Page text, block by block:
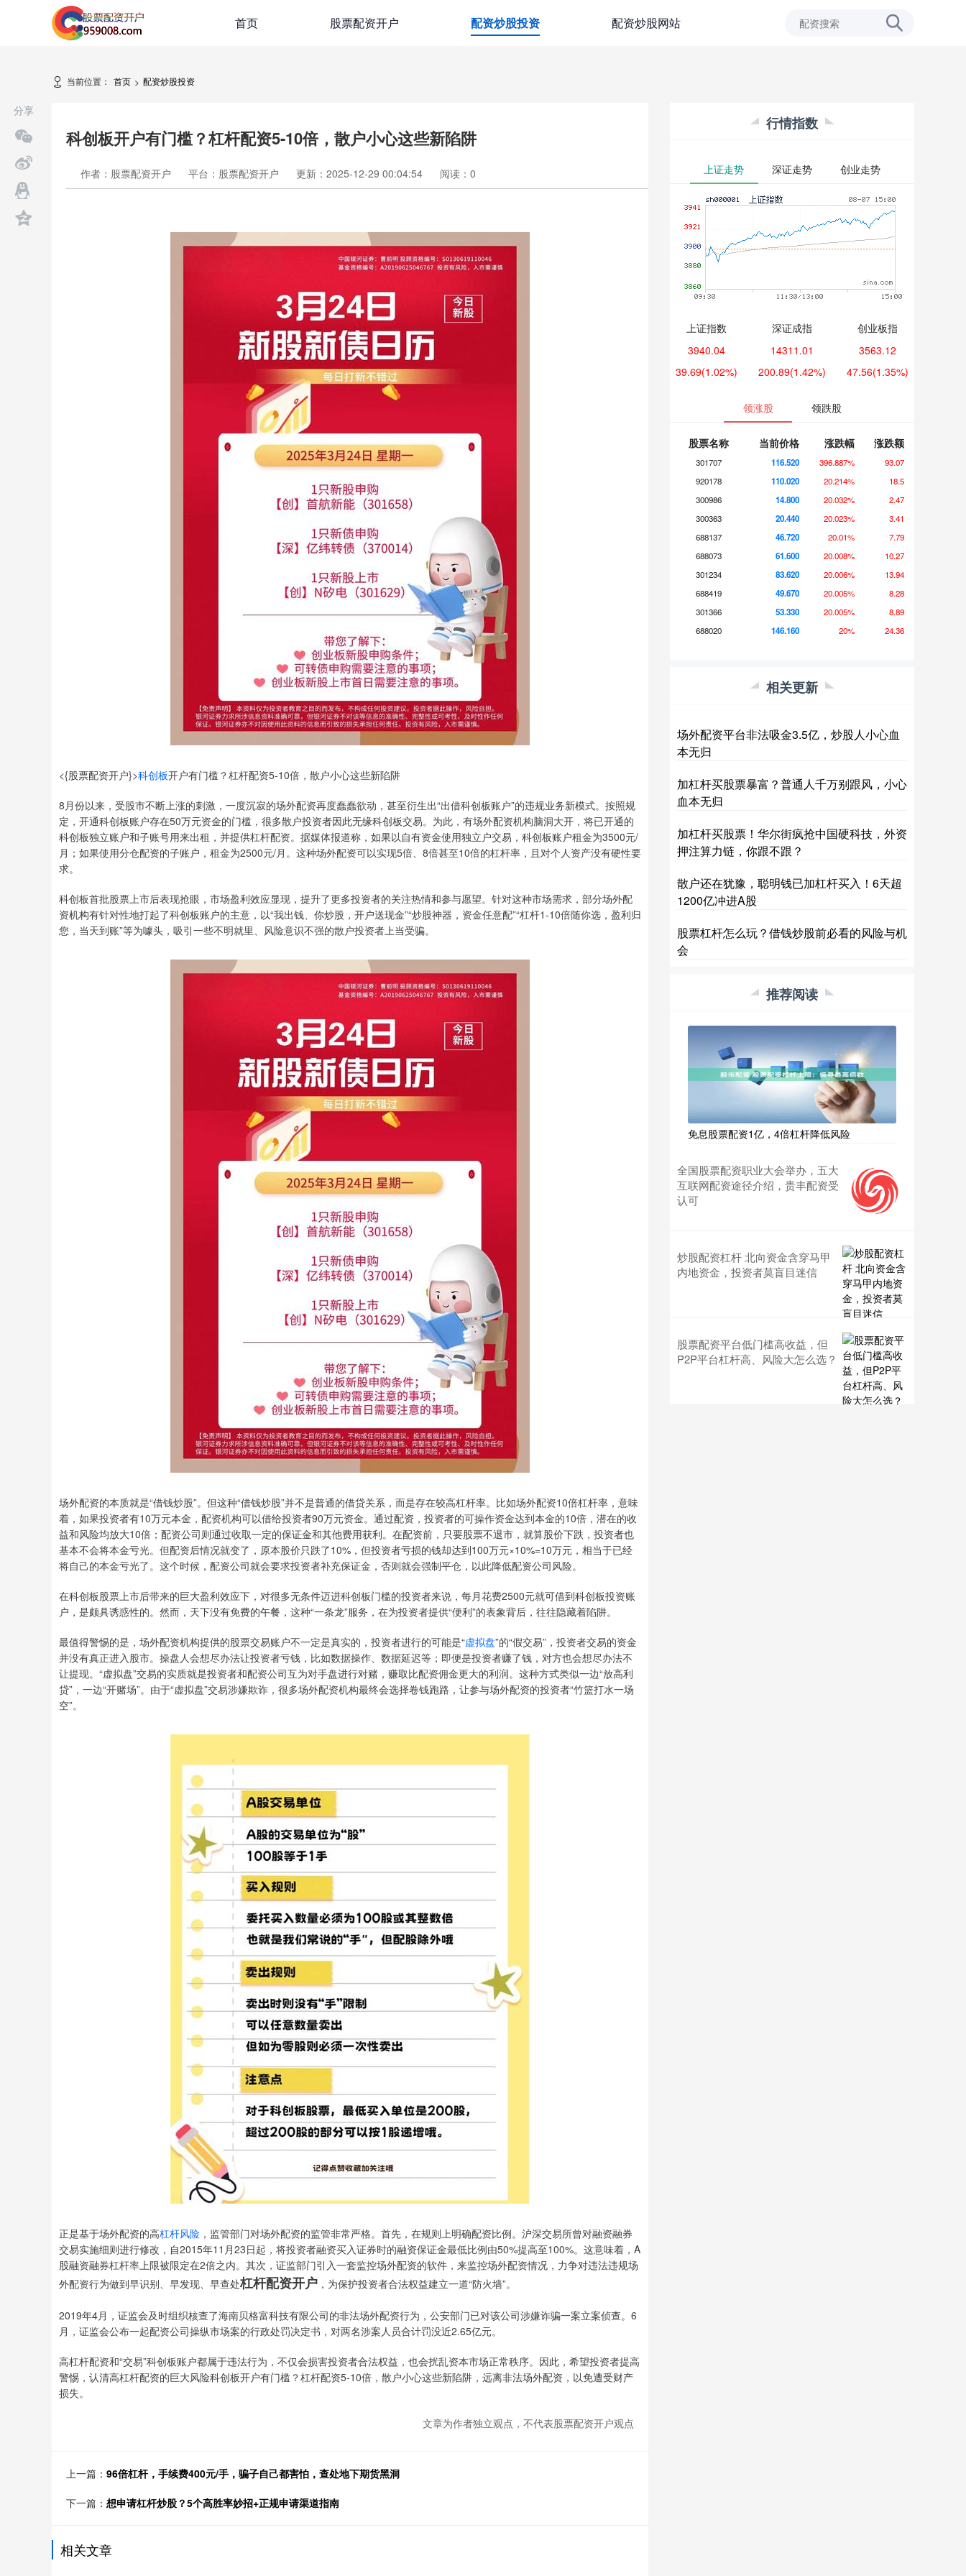
首页 股票配资开户 配资炒股投资 配资炒股网站
当前位置： 首页 > 配资炒股投资
科创板开户有门槛？杠杆配资5-10倍，散户小心这些新陷阱
作者：股票配资开户 平台：股票配资开户 更新：2025-12-29 00:04:54 阅读： 0
<{股票配资开户}>科创板开户有门槛？杠杆配资5-10倍，散户小心这些新陷阱
8月份以来，受股市不断上涨的刺激，一度沉寂的场外配资再度蠢蠢欲动，甚至衍生出“出借科创板账户”的违规业务新模式。按照规
定，开通科创板账户存在50万元资金的门槛，很多散户投资者因此无缘科创板交易。为此，有场外配资机构脑洞大开，将已开通的
科创板独立账户和子账号用来出租，并提供杠杆配资。据媒体报道称，如果以自有资金使用独立户交易，科创板账户租金为3500元/
月；如果使用分仓配资的子账户，租金为2500元/月。这种场外配资可以实现5倍、8倍甚至10倍的杠杆率，且对个人资产没有硬性要
求。
科创板首批股票上市后表现抢眼，市场盈利效应显现，提升了更多投资者的关注热情和参与愿望。针对这种市场需求，部分场外配
资机构有针对性地打起了科创板账户的主意，以“我出钱、你炒股，开户送现金”“炒股神器，资金任意配”“杠杆1-10倍随你选，盈利归
您，当天到账”等为噱头，吸引一些不明就里、风险意识不强的散户投资者上当受骗。
场外配资的本质就是“借钱炒股”。但这种“借钱炒股”并不是普通的借贷关系，而是存在较高杠杆率。比如场外配资10倍杠杆率，意味
着，如果投资者有10万元本金，配资机构可以借给投资者90万元资金。通过配资，投资者的可操作资金达到本金的10倍，潜在的收
益和风险均放大10倍；配资公司则通过收取一定的保证金和其他费用获利。在配资前，只要股票不退市，就算股价下跌，投资者也
基本不会将本金亏光。但配资后情况就变了，原本股价只跌了10%，但投资者亏损的钱却达到100万元×10%=10万元，相当于已经
将自己的本金亏光了。这个时候，配资公司就会要求投资者补充保证金，否则就会强制平仓，以此降低配资公司风险。
在科创板股票上市后带来的巨大盈利效应下，对很多无条件迈进科创板门槛的投资者来说，每月花费2500元就可借到科创板投资账
户，是颇具诱惑性的。然而，天下没有免费的午餐，这种“一条龙”服务，在为投资者提供“便利”的表象背后，往往隐藏着陷阱。
最值得警惕的是，场外配资机构提供的股票交易账户不一定是真实的，投资者进行的可能是“虚拟盘”的“假交易”，投资者交易的资金
并没有真正进入股市。操盘人会想尽办法让投资者亏钱，比如数据操作、数据延迟等；即便是投资者赚了钱，对方也会想尽办法不
让提现。“虚拟盘”交易的实质就是投资者和配资公司互为对手盘进行对赌，赚取比配资佣金更大的利润。这种方式类似一边“放高利
贷”，一边“开赌场”。由于“虚拟盘”交易涉嫌欺诈，很多场外配资机构最终会选择卷钱跑路，让参与场外配资的投资者“竹篮打水一场
空”。
正是基于场外配资的高杠杆风险 ，监管部门对场外配资的监管非常严格。首先，在规则上明确配资比例。沪深交易所曾对融资融券
交易实施细则进行修改，自2015年11月23日起，将投资者融资买入证券时的融资保证金最低比例由50%提高至100%。这意味着，A
股融资融券杠杆率上限被限定在2倍之内。其次，证监部门引入一套监控场外配资的软件，来监控场外配资情况，力争对违法违规场
外配资行为做到早识别、早发现、早查处杠杆配资开户 ，为保护投资者合法权益建立一道“防火墙”。
2019年4月，证监会及时组织核查了海南贝格富科技有限公司的非法场外配资行为，公安部门已对该公司涉嫌诈骗一案立案侦查。6
月，证监会公布一起配资公司操纵市场案的行政处罚决定书，对两名涉案人员合计罚没近2.65亿元。
高杠杆配资和“交易”科创板账户都属于违法行为，不仅会损害投资者合法权益，也会扰乱资本市场正常秩序。因此，希望投资者提高
警惕，认清高杠杆配资的巨大风险科创板开户有门槛？杠杆配资5-10倍，散户小心这些新陷阱，远离非法场外配资，以免遭受财产
损失。
文章为作者独立观点，不代表股票配资开户观点
分享
上一篇： 96倍杠杆，手续费400元/手，骗子自己都害怕，查处地下期货黑洞
下一篇： 想申请杠杆炒股？5个高胜率妙招+正规申请渠道指南
相关文章
行情指数
上证走势 深证走势 创业走势
上证指数
3940.04
39.69(1.02%)
深证成指
14311.01
200.89(1.42%)
创业板指
3563.12
47.56(1.35%)
领涨股 领跌股
股票名称 当前价格 涨跌幅 涨跌额
301707 116.520 396.887%
93.07
920178
110.020 20.214%
18.5
300986
14.800 20.032%
2.47
300363
20.440 20.023%
3.41
688137
46.720 20.01%
7.79
688073
61.600 20.008%
10.27
301234
83.620 20.006%
13.94
688419
49.670 20.005%
8.28
301366
53.330 20.005%
8.89
688020
146.160 20% 24.36
相关更新
场外配资平台非法吸金3.5亿，炒股人小心血
本无归
加杠杆买股票暴富？普通人千万别跟风，小心
血本无归
加杠杆买股票！华尔街疯抢中国硬科技，外资
押注算力链，你跟不跟？
散户还在犹豫，聪明钱已加杠杆买入！6天超
1200亿冲进A股
股票杠杆怎么玩？借钱炒股前必看的风险与机
会
推荐阅读
免息股票配资1亿，4倍杠杆降低风险
全国股票配资职业大会举办，五大
互联网配资途径介绍，贵丰配资受
认可
炒股配资杠杆 北向资金含穿马甲
内地资金，投资者莫盲目迷信
股票配资平台低门槛高收益，但
P2P平台杠杆高、风险大怎么选？